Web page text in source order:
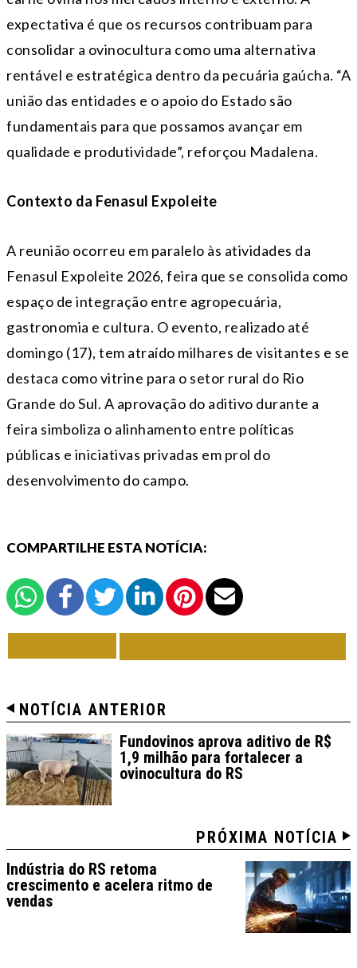
expectativa é que os recursos contribuam para
consolidar a ovinocultura como uma alternativa
rentável e estratégica dentro da pecuária gaúcha. “A
união das entidades e o apoio do Estado são
fundamentais para que possamos avançar em
qualidade e produtividade”, reforçou Madalena.
Contexto da Fenasul Expoleite
A reunião ocorreu em paralelo às atividades da
Fenasul Expoleite 2026, feira que se consolida como
espaço de integração entre agropecuária,
gastronomia e cultura. O evento, realizado até
domingo (17), tem atraído milhares de visitantes e se
destaca como vitrine para o setor rural do Rio
Grande do Sul. A aprovação do aditivo durante a
feira simboliza o alinhamento entre políticas
públicas e iniciativas privadas em prol do
desenvolvimento do campo.
COMPARTILHE ESTA NOTÍCIA:
NOTÍCIA ANTERIOR
Fundovinos aprova aditivo de R$
1,9 milhão para fortalecer a
ovinocultura do RS
PRÓXIMA NOTÍCIA
Indústria do RS retoma
crescimento e acelera ritmo de
vendas